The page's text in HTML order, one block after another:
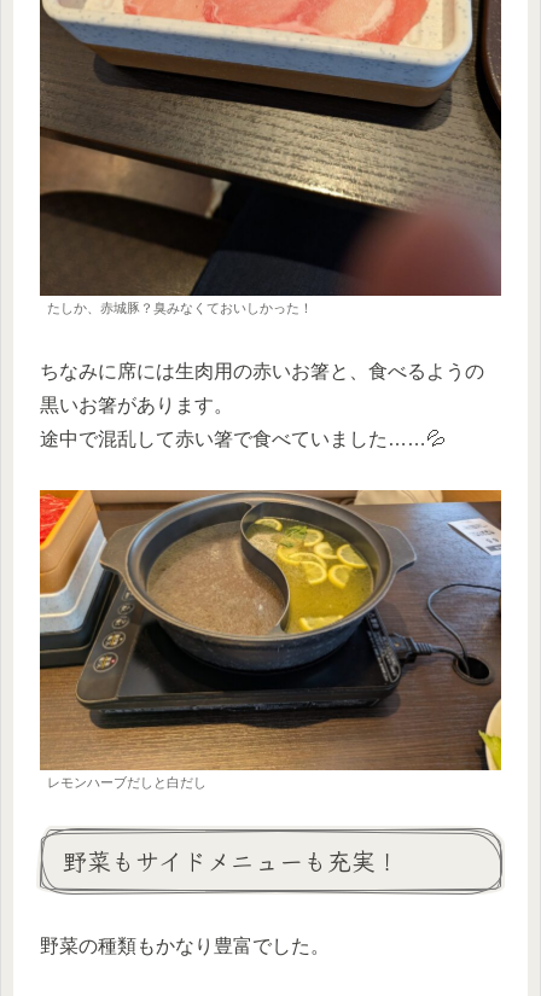
たしか、赤城豚？臭みなくておいしかった！
ちなみに席には生肉用の赤いお箸と、食べるようの
黒いお箸があります。
途中で混乱して赤い箸で食べていました……💦
レモンハーブだしと白だし
野菜もサイドメニューも充実！
野菜の種類もかなり豊富でした。